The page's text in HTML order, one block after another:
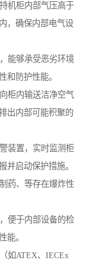
机柜内部气压高于
，确保内部电气设
能够承受恶劣环境
和防护性能。
柜内输送洁净空气
出内部可能积聚的
装置，实时监测柜
并启动保护措施。
药、等存在爆炸性
便于内部设备的检
能。
如ATEX、IECEx